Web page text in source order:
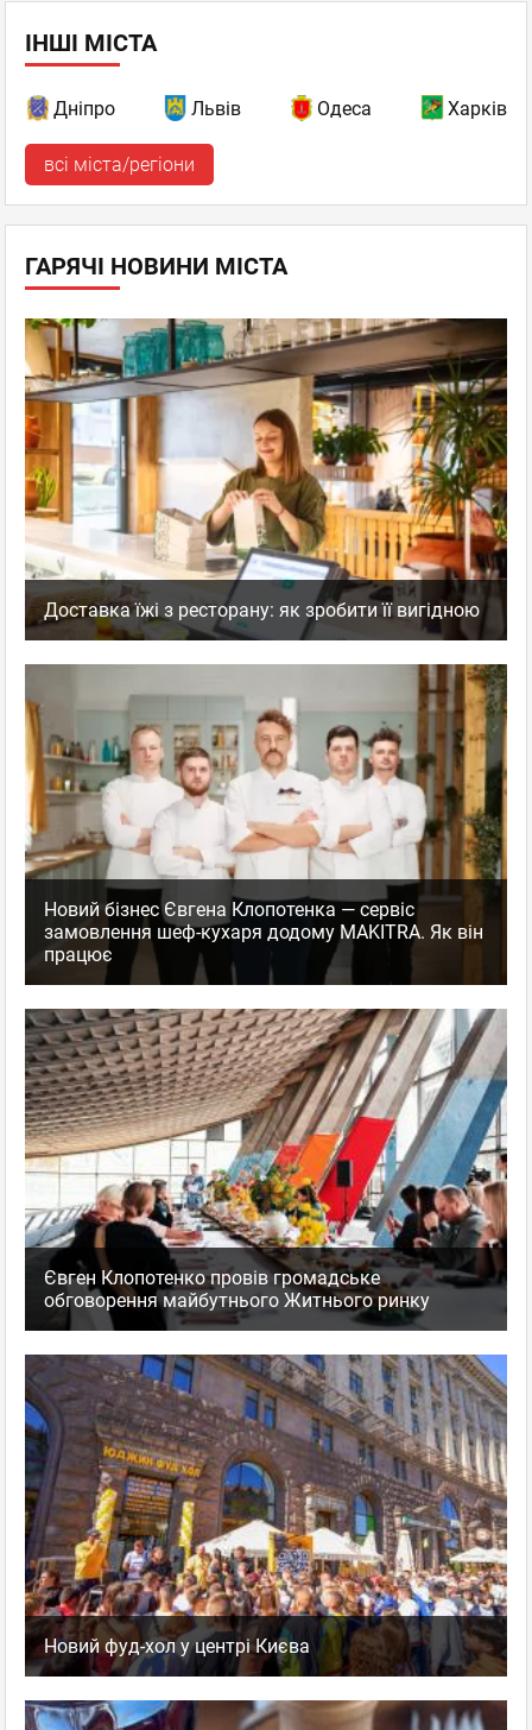
ІНШІ МІСТА
Дніпро Львів Одеса Харків
всі міста/регіони
ГАРЯЧІ НОВИНИ МІСТА
Доставка їжі з ресторану: як зробити її вигідною
Новий бізнес Євгена Клопотенка — сервіс
замовлення шеф-кухаря додому MAKITRA. Як він
працює
Євген Клопотенко провів громадське
обговорення майбутнього Житнього ринку
Новий фуд-хол у центрі Києва